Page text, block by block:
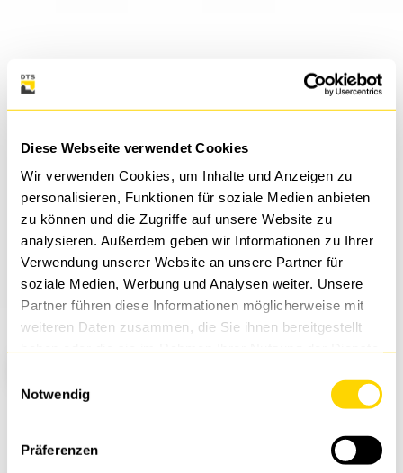
Diese Webseite verwendet Cookies
Wir verwenden Cookies, um Inhalte und Anzeigen zu
personalisieren, Funktionen für soziale Medien anbieten
zu können und die Zugriffe auf unsere Website zu
analysieren. Außerdem geben wir Informationen zu Ihrer
Verwendung unserer Website an unsere Partner für
soziale Medien, Werbung und Analysen weiter. Unsere
Partner führen diese Informationen möglicherweise mit
weiteren Daten zusammen, die Sie ihnen bereitgestellt
Notwendig
Präferenzen
Ihr Wegweiser durch unsere Lösungen & Services
– schnell, einfach, passgenau!
it-sa Expo&Congress
27. – 29. Oktober 2026 | Halle 7A | Stand 430
Ihr Wegweiser durch unsere Lösungen & Services
– schnell, einfach, passgenau!
it-sa Expo&Congress
27. – 29. Oktober 2026 | Halle 7A | Stand 430